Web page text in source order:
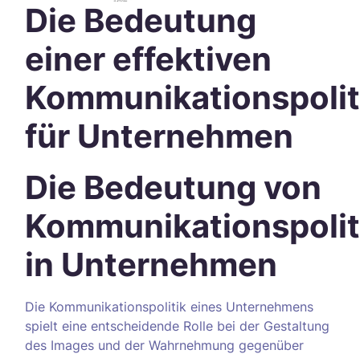
Die Bedeutung
einer effektiven
für Unternehmen
Die Bedeutung von
in Unternehmen
Die Kommunikationspolitik eines Unternehmens
spielt eine entscheidende Rolle bei der Gestaltung
des Images und der Wahrnehmung gegenüber